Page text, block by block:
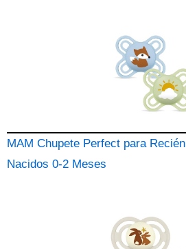
MAM Chupete Perfect para Recién
Nacidos 0-2 Meses